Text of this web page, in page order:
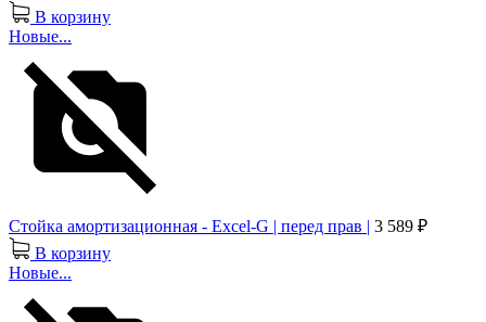
В корзину
Новые...
Стойка амортизационная - Excel-G | перед прав | 3 589 ₽
В корзину
Новые...